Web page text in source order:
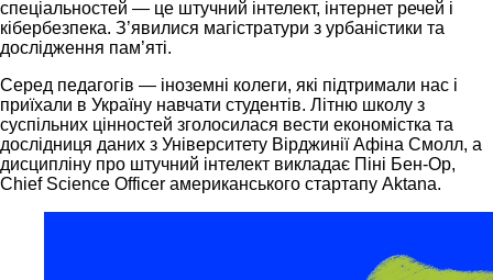
спеціальностей — це штучний інтелект, інтернет речей і
кібербезпека. З’явилися магістратури з урбаністики та
дослідження пам’яті.
Серед педагогів — іноземні колеги, які підтримали нас і
приїхали в Україну навчати студентів. Літню школу з
суспільних цінностей зголосилася вести економістка та
дослідниця даних з Університету Вірджинії Афіна Смолл, а
дисципліну про штучний інтелект викладає Піні Бен-Ор,
Chief Science Officer американського стартапу Aktana.